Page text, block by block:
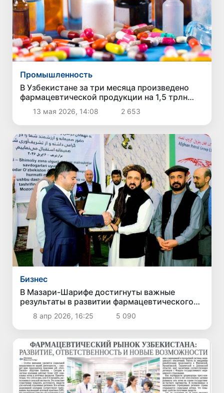
Промышленность
В Узбекистане за три месяца произведено
фармацевтической продукции на 1,5 трлн
сумов13 мая 2026, 14:08 2 653
Бизнес
В Мазари-Шарифе достигнуты важные
результаты в развитии фармацевтического
сотрудничества между Узбекистаном и
Афганистаном
8 апр 2026, 16:25 5 090